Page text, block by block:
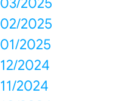
02/2025
01/2025
12/2024
11/2024